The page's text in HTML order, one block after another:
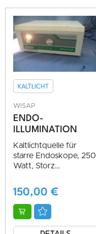
KALTLICHT
WISAP
ENDO-
ILLUMINATION
Kaltlichtquelle für
starre Endoskope, 250
Watt, Storz
Zustand
150,00 €